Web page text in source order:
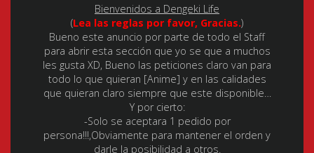
Bienvenidos a Dengeki Life
(Lea las reglas por favor, Gracias.)
Bueno este anuncio por parte de todo el Staff
para abrir esta sección que yo se que a muchos
les gusta XD, Bueno las peticiones claro van para
todo lo que quieran [Anime] y en las calidades
que quieran claro siempre que este disponible…
Y por cierto:
-Solo se aceptara 1 pedido por
persona!!!,Obviamente para mantener el orden y
darle la posibilidad a otros.